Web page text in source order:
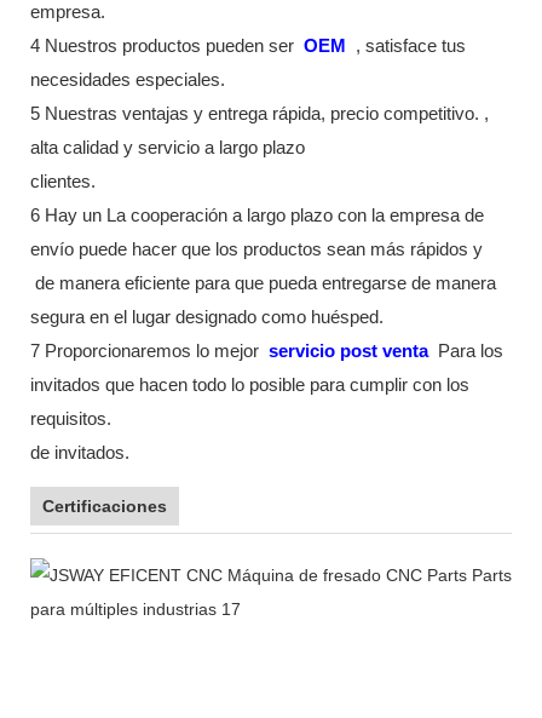
empresa.
4 Nuestros productos pueden ser OEM
, satisface tus
necesidades especiales.
5 Nuestras ventajas y entrega rápida, precio competitivo. ,
alta calidad y servicio a largo plazo
clientes.
6 Hay un La cooperación a largo plazo con la empresa de
envío puede hacer que los productos sean más rápidos y
de manera eficiente para que pueda entregarse de manera
segura en el lugar designado como huésped.
7 Proporcionaremos lo mejor servicio post venta Para los
invitados que hacen todo lo posible para cumplir con los
requisitos.
de invitados.
Certificaciones